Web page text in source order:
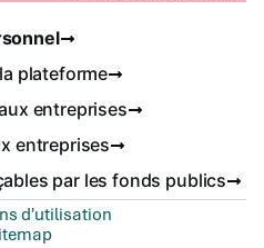
plateforme
entreprises
entreprises
par les fonds publics
d'utilisation